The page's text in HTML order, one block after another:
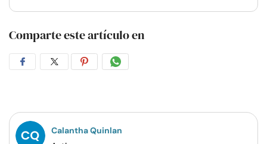
Comparte este artículo en
CompartirCompartirCompartirCompartir
Calantha Quinlan